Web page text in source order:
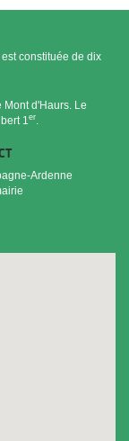
constituée de dix
d'Haurs. Le
1 er
Ardenne